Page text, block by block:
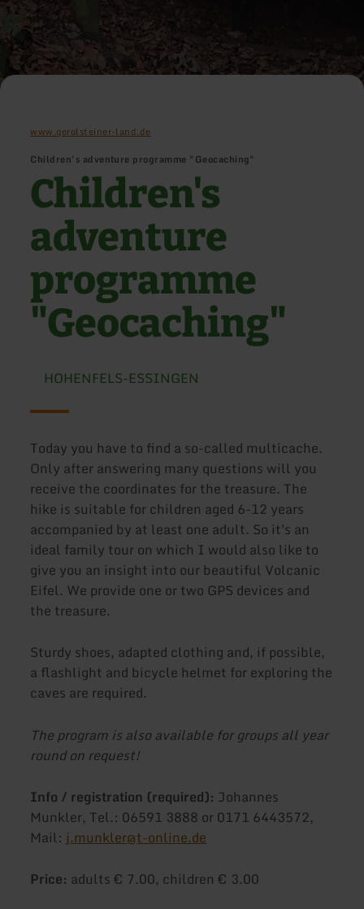
www.gerolsteiner-land.de
Children's adventure programme "Geocaching"
Children's
adventure
programme
"Geocaching"
HOHENFELS-ESSINGEN
Today you have to find a so-called multicache.
Only after answering many questions will you
receive the coordinates for the treasure. The
hike is suitable for children aged 6-12 years
accompanied by at least one adult. So it's an
ideal family tour on which I would also like to
give you an insight into our beautiful Volcanic
Eifel. We provide one or two GPS devices and
the treasure.
Sturdy shoes, adapted clothing and, if possible,
a flashlight and bicycle helmet for exploring the
caves are required.
The program is also available for groups all year
round on request!
Info / registration (required): Johannes
Munkler, Tel.: 06591 3888 or 0171 6443572,
Mail: j.munkler@t-online.de
Price: adults € 7.00, children € 3.00